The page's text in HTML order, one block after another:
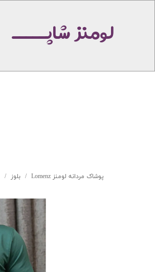
لومنز شاپـــــ
پوشاک مردانه لومنز Lomenz بلوز